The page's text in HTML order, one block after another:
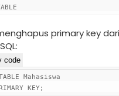
primary key
code
Mahasiswa
KEY;